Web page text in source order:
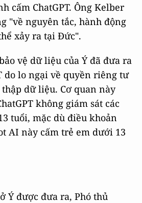
cấm ChatGPT. Ông Kelber
"về nguyên tắc, hành động
xảy ra tại Đức".
vệ dữ liệu của Ý đã đưa ra
do lo ngại về quyền riêng tư
dữ liệu. Cơ quan này
không giám sát các
tuổi, mặc dù điều khoản
AI này cấm trẻ em dưới 13
Ý được đưa ra, Phó thủ